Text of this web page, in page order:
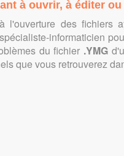
à ouvrir, à éditer
l'ouverture des fichiers
informaticien
du fichier .YMG
que vous retrouverez